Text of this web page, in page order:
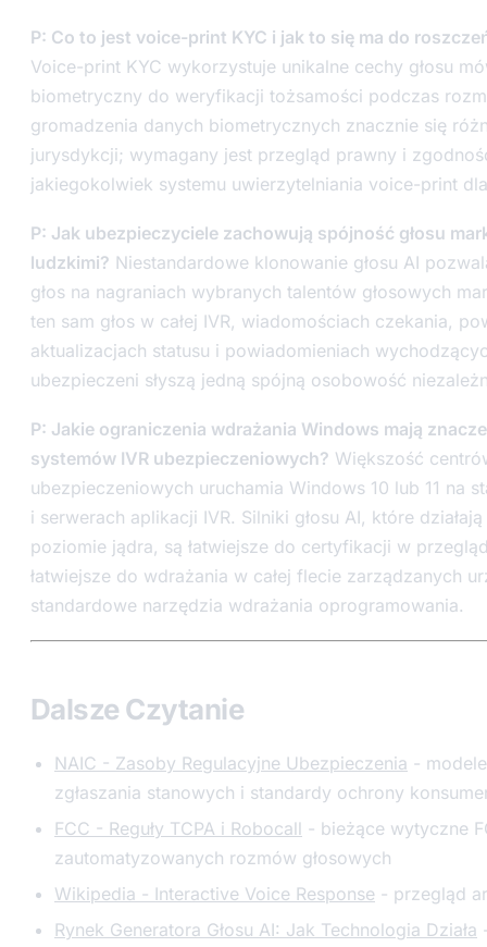
P: Co to jest voice-print KYC i jak to się ma do
Voice-print KYC wykorzystuje unikalne cechy głosu
biometryczny do weryfikacji tożsamości podczas
gromadzenia danych biometrycznych znacznie się
jurysdykcji; wymagany jest przegląd prawny i
jakiegokolwiek systemu uwierzytelniania voice-print
P: Jak ubezpieczyciele zachowują spójność głosu
ludzkimi? Niestandardowe klonowanie głosu AI
głos na nagraniach wybranych talentów głosowych
ten sam głos w całej IVR, wiadomościach czekania,
aktualizacjach statusu i powiadomieniach
ubezpieczeni słyszą jedną spójną osobowość
P: Jakie ograniczenia wdrażania Windows mają
systemów IVR ubezpieczeniowych? Większość
ubezpieczeniowych uruchamia Windows 10 lub 11 na
i serwerach aplikacji IVR. Silniki głosu AI, które
poziomie jądra, są łatwiejsze do certyfikacji w
łatwiejsze do wdrażania w całej flecie zarządzanych
standardowe narzędzia wdrażania oprogramowania.
Dalsze Czytanie
NAIC - Zasoby Regulacyjne Ubezpieczenia -
zgłaszania stanowych i standardy ochrony
FCC - Reguły TCPA i Robocall - bieżące wytyczne
zautomatyzowanych rozmów głosowych
Wikipedia - Interactive Voice Response - przegląd
Rynek Generatora Głosu AI: Jak Technologia Działa